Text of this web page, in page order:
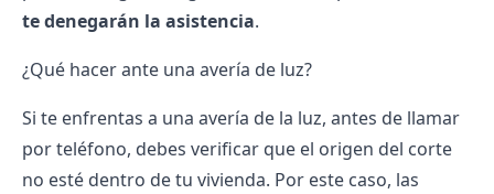
te denegarán la asistencia.
¿Qué hacer ante una avería de luz?
Si te enfrentas a una avería de la luz, antes de llamar
por teléfono, debes verificar que el origen del corte
no esté dentro de tu vivienda. Por este caso, las